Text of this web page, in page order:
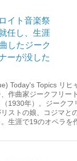
イト音楽祭
任し、生涯
したジーク
ーが没した
Today's Topics リヒ
作曲家ジークフリー
1930年）。ジークフ
リストの娘、コジマと
生涯で19のオペラを